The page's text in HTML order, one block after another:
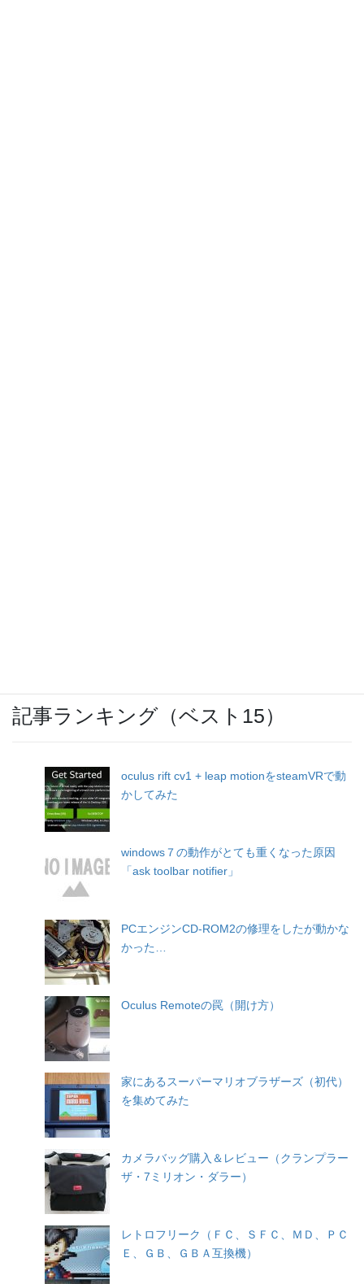
記事ランキング（ベスト15）
oculus rift cv1 + leap motionをsteamVRで動
かしてみた
windows７の動作がとても重くなった原因
「ask toolbar notifier」
PCエンジンCD-ROM2の修理をしたが動かな
かった…
Oculus Remoteの罠（開け方）
家にあるスーパーマリオブラザーズ（初代）
を集めてみた
カメラバッグ購入＆レビュー（クランプラー
ザ・7ミリオン・ダラー）
レトロフリーク（ＦＣ、ＳＦＣ、ＭＤ、ＰＣ
Ｅ、ＧＢ、ＧＢＡ互換機）